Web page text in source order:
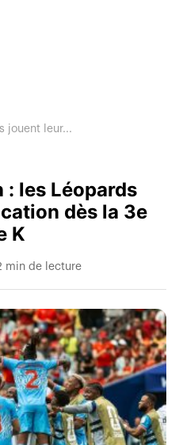
jouent leur...
: les Léopards
dès la 3e
K
min de lecture